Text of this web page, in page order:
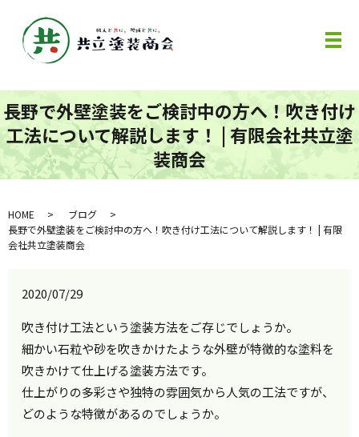
メ
長野で外壁塗装をご検討中の方へ！吹き付け
工法について解説します！ | 有限会社共立塗
装商会
HOME
ブログ
長野で外壁塗装をご検討中の方へ！吹き付け工法について解説します！ | 有限
会社共立塗装商会
2020/07/29
吹き付け工法という塗装方法をご存じでしょうか。
細かい石粒や砂を吹きかけたような外壁が特徴的な塗料を
吹きかけて仕上げる塗装方法です。
仕上がりの多彩さや独特の雰囲気から人気の工法ですが、
どのような特徴があるのでしょうか。